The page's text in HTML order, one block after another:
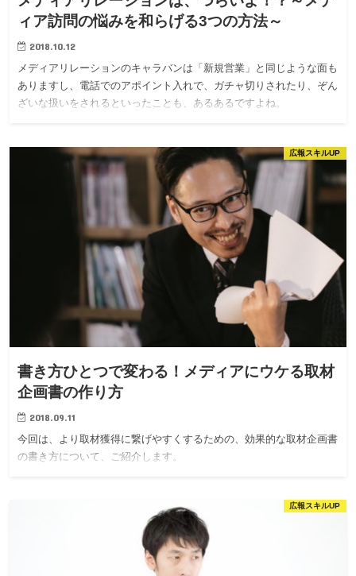
ィア訪問の悩みを和らげる3つの方法～
2018.10.12
メディアリレーションのキャラバンは「新規営業」と同じような面も
ありますし、電話でのアポイント入れで、ガチャ切りされたり、ぞん
ざいな扱いをされるといったことも、あるあるですよね。
広報スキルUP
書き方ひとつで変わる！メディアにウケる取材
企画書の作り方
2018.09.11
今回は、より取材獲得に繋げやすくするための、効果的な取材企画書
の書き方について、ご紹介します。
広報スキルUP